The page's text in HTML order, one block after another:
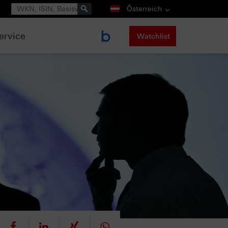
Suche Österreich
Watchlist
mitteilen